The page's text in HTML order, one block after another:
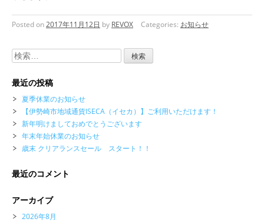
Posted on2017年11月12日 by REVOX Categories: お知らせ
検
最近の投稿
夏季休業のお知らせ
【伊勢崎市地域通貨ISECA（イセカ）】ご利用いただけます！
新年明けましておめでとうございます
年末年始休業のお知らせ
歳末 クリアランスセール スタート！！
最近のコメント
アーカイブ
2026年8月